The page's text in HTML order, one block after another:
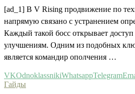
[ad_1] В V Rising продвижение по
напрямую связано с устранением
Каждый такой босс открывает
улучшениям. Одним из подобных
является командир ополчения …
VKOdnoklassnikiWhatsappTelegram
Гайды